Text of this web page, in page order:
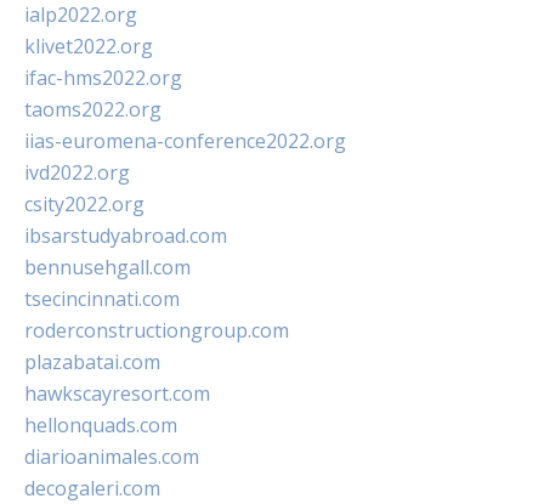
ialp2022.org
klivet2022.org
ifac-hms2022.org
taoms2022.org
iias-euromena-conference2022.org
ivd2022.org
csity2022.org
ibsarstudyabroad.com
bennusehgall.com
tsecincinnati.com
roderconstructiongroup.com
plazabatai.com
hawkscayresort.com
hellonquads.com
diarioanimales.com
decogaleri.com